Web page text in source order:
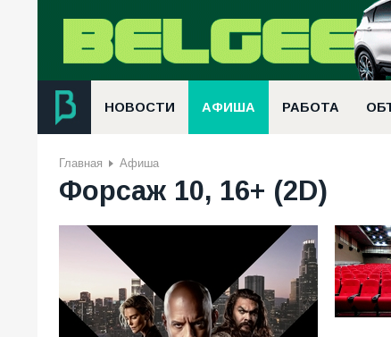
НОВОСТИ АФИША РАБОТА
Главная Афиша
Форсаж 10, 16+ (2D)